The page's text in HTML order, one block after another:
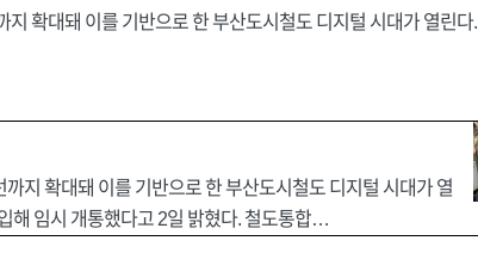
확대돼 이를 기반으로 한 부산도시철도 디지털 시대가 열린다.
지 확대돼 이를 기반으로 한 부산도시철도 디지털 시대가 열
해 임시 개통했다고 2일 밝혔다. 철도통합…